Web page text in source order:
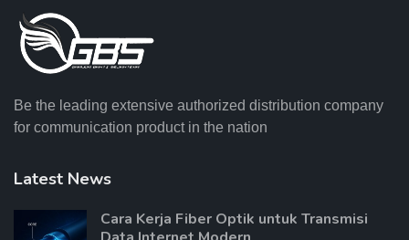
Be the leading extensive authorized distribution company
for communication product in the nation
Latest News
Cara Kerja Fiber Optik untuk Transmisi